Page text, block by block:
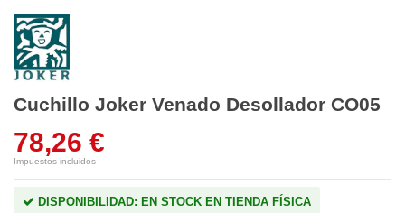
Cuchillo Joker Venado Desollador CO05
78,26 €
Impuestos incluidos
DISPONIBILIDAD: EN STOCK EN TIENDA FÍSICA